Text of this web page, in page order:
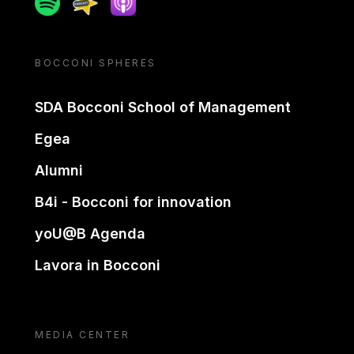
BOCCONI SPHERES
SDA Bocconi School of Management
Egea
Alumni
B4i - Bocconi for innovation
yoU@B Agenda
Lavora in Bocconi
MEDIA CENTER